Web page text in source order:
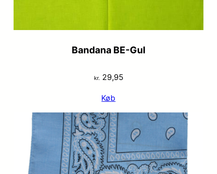
Bandana BE-Gul
kr. 29,95
Køb